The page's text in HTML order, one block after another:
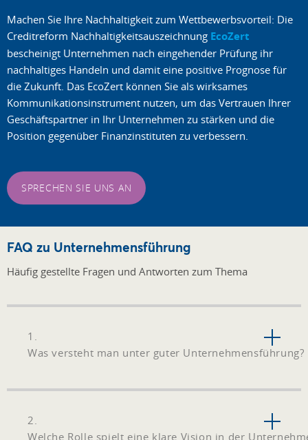
Machen Sie Ihre Nachhaltigkeit zum Wettbewerbsvorteil: Die
Creditreform Nachhaltigkeitsauszeichnung EcoZert
bescheinigt Unternehmen nach eingehender Prüfung ihr
nachhaltiges Handeln und damit eine positive Prognose für
die Zukunft. Das EcoZert können Sie als wirksames
Kommunikationsinstrument nutzen, um das Vertrauen Ihrer
Geschäftspartner in Ihr Unternehmen zu stärken und die
Position gegenüber Finanzinstituten zu verbessern.
SPRECHEN SIE UNS AN
FAQ zu Unternehmensführung
Häufig gestellte Fragen und Antworten zum Thema
1.
Was versteht man unter guter Unternehmensführung?
2.
Welche Rolle spielt eine klare Vision in der